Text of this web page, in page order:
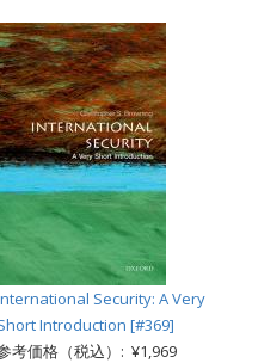
Security: A Very
Introduction [#369]
考価格（税込）: ¥1,969